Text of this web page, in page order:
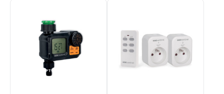
RUPTURE DE STOCK